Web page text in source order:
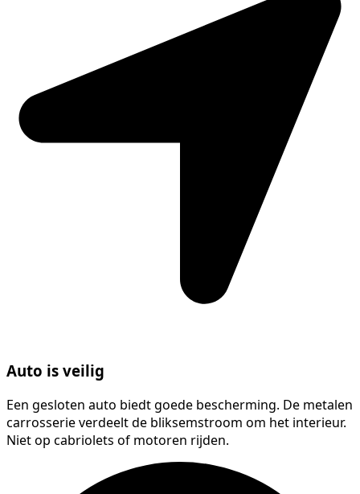
Auto is veilig
Een gesloten auto biedt goede bescherming. De metalen
carrosserie verdeelt de bliksemstroom om het interieur.
Niet op cabriolets of motoren rijden.